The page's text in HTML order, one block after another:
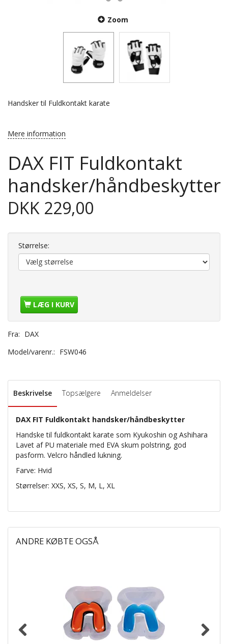
Zoom
Handsker til Fuldkontakt karate
Mere information
DAX FIT Fuldkontakt
handsker/håndbeskytter
DKK 229,00
Størrelse:
LÆG I KURV
Fra: DAX
Model/varenr.: FSW046
Beskrivelse Topsælgere Anmeldelser
DAX FIT Fuldkontakt handsker/håndbeskytter
Handske til fuldkontakt karate som Kyukoshin og Ashihara
Lavet af PU materiale med EVA skum polstring, god
pasform. Velcro håndled lukning.
Farve: Hvid
Størrelser: XXS, XS, S, M, L, XL
ANDRE KØBTE OGSÅ